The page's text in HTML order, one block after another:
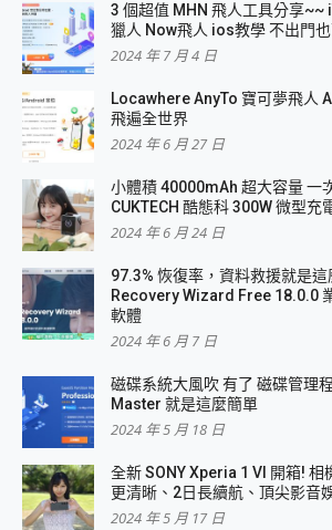
3 個超值 MHN 飛人工具分享~~
獵人 Now飛人 ios教學 不出門
2024 年 7 月 4 日
Locawhere AnyTo 寶可夢飛人
飛遍全世界
2024 年 6 月 27 日
小體積 40000mAh 超大容量 一
CUKTECH 酷態科 300W 微型充
2024 年 6 月 24 日
97.3% 恢復率，資料救援就是這
Recovery Wizard Free 18.0.0
軟體
2024 年 6 月 7 日
磁碟系統大風吹 有了 磁碟管理
Master 就是這麼簡單
2024 年 5 月 18 日
全新 SONY Xperia 1 VI 開箱!
更清晰、2日長續航、頂尖影音
2024 年 5 月 17 日